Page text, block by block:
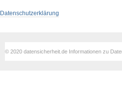
Datenschutzerklärung
© 2020 datensicherheit.de Informationen zu